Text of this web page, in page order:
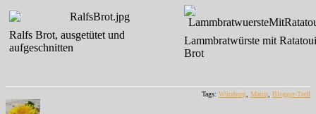
Ralfs Brot, ausgetütet und
aufgeschnitten
Lammbratwürste mit
Brot
Tags: Würzburg, Mainz, Blogger-Treff